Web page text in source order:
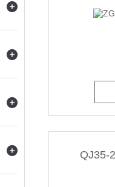
QJ35-